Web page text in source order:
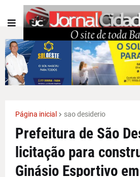
Página inicial sao desiderio
Prefeitura de São
licitação para
Ginásio Esportivo